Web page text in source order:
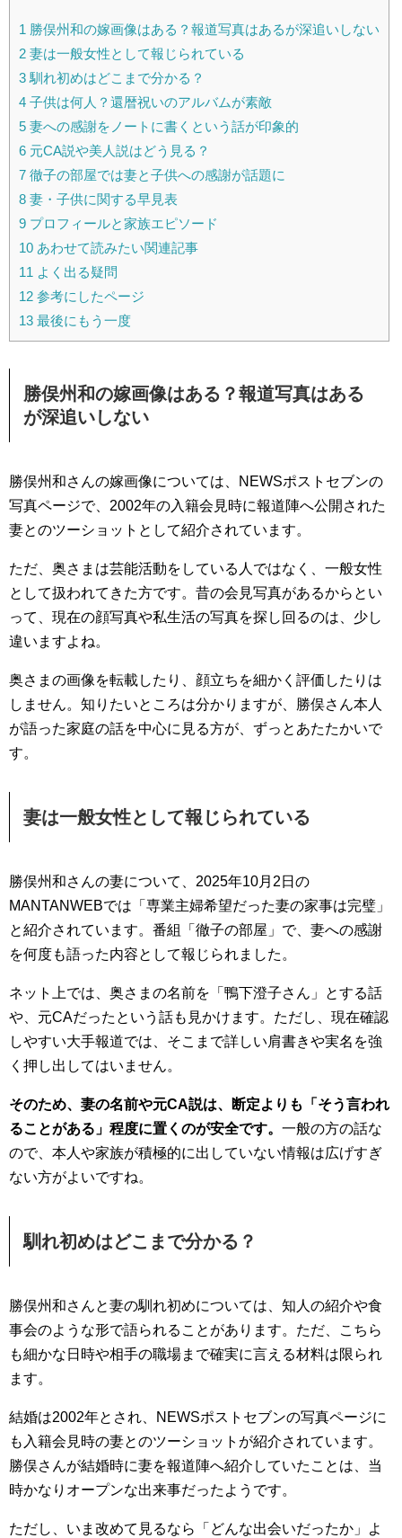
1 勝俣州和の嫁画像はある？報道写真はあるが深追いしない
2 妻は一般女性として報じられている
3 馴れ初めはどこまで分かる？
4 子供は何人？還暦祝いのアルバムが素敵
5 妻への感謝をノートに書くという話が印象的
6 元CA説や美人説はどう見る？
7 徹子の部屋では妻と子供への感謝が話題に
8 妻・子供に関する早見表
9 プロフィールと家族エピソード
10 あわせて読みたい関連記事
11 よく出る疑問
12 参考にしたページ
13 最後にもう一度
勝俣州和の嫁画像はある？報道写真はある
が深追いしない
勝俣州和さんの嫁画像については、NEWSポストセブンの
写真ページで、2002年の入籍会見時に報道陣へ公開された
妻とのツーショットとして紹介されています。
ただ、奥さまは芸能活動をしている人ではなく、一般女性
として扱われてきた方です。昔の会見写真があるからとい
って、現在の顔写真や私生活の写真を探し回るのは、少し
違いますよね。
奥さまの画像を転載したり、顔立ちを細かく評価したりは
しません。知りたいところは分かりますが、勝俣さん本人
が語った家庭の話を中心に見る方が、ずっとあたたかいで
す。
妻は一般女性として報じられている
勝俣州和さんの妻について、2025年10月2日の
MANTANWEBでは「専業主婦希望だった妻の家事は完璧」
と紹介されています。番組「徹子の部屋」で、妻への感謝
を何度も語った内容として報じられました。
ネット上では、奥さまの名前を「鴨下澄子さん」とする話
や、元CAだったという話も見かけます。ただし、現在確認
しやすい大手報道では、そこまで詳しい肩書きや実名を強
く押し出してはいません。
そのため、妻の名前や元CA説は、断定よりも「そう言われ
ることがある」程度に置くのが安全です。 一般の方の話な
ので、本人や家族が積極的に出していない情報は広げすぎ
ない方がよいですね。
馴れ初めはどこまで分かる？
勝俣州和さんと妻の馴れ初めについては、知人の紹介や食
事会のような形で語られることがあります。ただ、こちら
も細かな日時や相手の職場まで確実に言える材料は限られ
ます。
結婚は2002年とされ、NEWSポストセブンの写真ページに
も入籍会見時の妻とのツーショットが紹介されています。
勝俣さんが結婚時に妻を報道陣へ紹介していたことは、当
時かなりオープンな出来事だったようです。
ただし、いま改めて見るなら「どんな出会いだったか」よ